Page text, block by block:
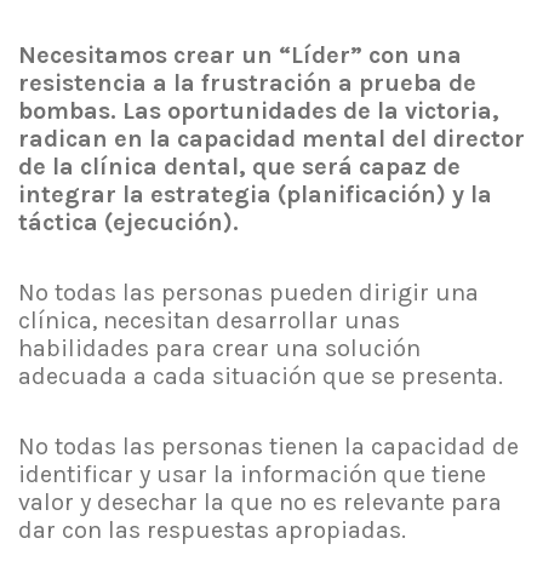
Necesitamos crear un “Líder” con una
resistencia a la frustración a prueba de
bombas. Las oportunidades de la victoria,
radican en la capacidad mental del director
de la clínica dental, que será capaz de
integrar la estrategia (planificación) y la
táctica (ejecución).
No todas las personas pueden dirigir una
clínica, necesitan desarrollar unas
habilidades para crear una solución
adecuada a cada situación que se presenta.
No todas las personas tienen la capacidad de
identificar y usar la información que tiene
valor y desechar la que no es relevante para
dar con las respuestas apropiadas.